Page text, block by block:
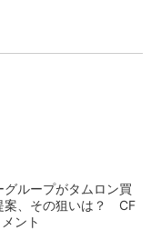
グループがタムロン買
案、その狙いは？ CF
ント